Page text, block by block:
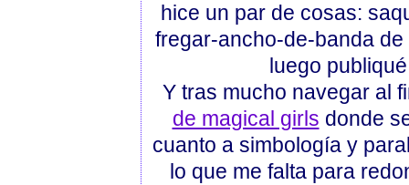
hice un par de cosas:
fregar-ancho-de-banda de
luego
Y tras mucho navegar al
de magical girls donde
cuanto a simbología y
lo que me falta para